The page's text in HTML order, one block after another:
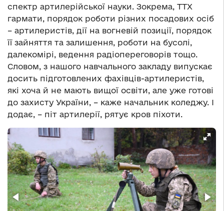
спектр артилерійської науки. Зокрема, ТТХ
гармати, порядок роботи різних посадових осіб
– артилеристів, дії на вогневій позиції, порядок
її зайняття та залишення, роботи на бусолі,
далекомірі, ведення радіопереговорів тощо.
Словом, з нашого навчального закладу випускає
досить підготовлених фахівців-артилеристів,
які хоча й не мають вищої освіти, але уже готові
до захисту України, – каже начальник коледжу. І
додає, – піт артилерії, рятує кров піхоти.